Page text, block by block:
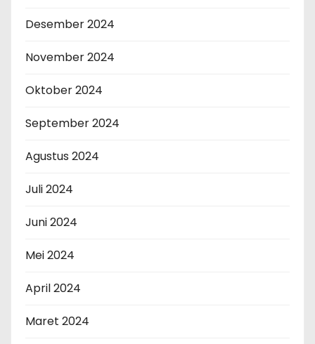
Desember 2024
November 2024
Oktober 2024
September 2024
Agustus 2024
Juli 2024
Juni 2024
Mei 2024
April 2024
Maret 2024